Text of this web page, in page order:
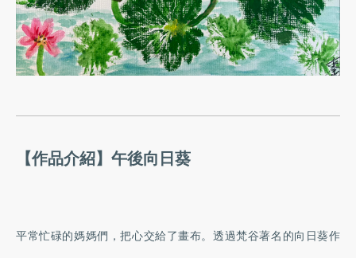
【作品介紹】午後向日葵
平常忙碌的媽媽們，把心交給了畫布。透過梵谷著名的向日葵作